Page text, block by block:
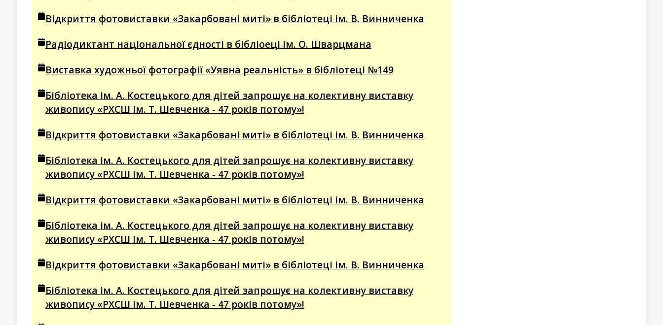
Відкриття фотовиставки «Закарбовані миті» в бібліотеці ім. В. Винниченка
Радіодиктант національної єдності в бібліоеці ім. О. Шварцмана
Виставка художньої фотографії «Уявна реальність» в бібліотеці №149
Бібліотека ім. А. Костецького для дітей запрошує на колективну виставку
живопису «РХСШ ім. Т. Шевченка - 47 років потому»!
Відкриття фотовиставки «Закарбовані миті» в бібліотеці ім. В. Винниченка
Бібліотека ім. А. Костецького для дітей запрошує на колективну виставку
живопису «РХСШ ім. Т. Шевченка - 47 років потому»!
Відкриття фотовиставки «Закарбовані миті» в бібліотеці ім. В. Винниченка
Бібліотека ім. А. Костецького для дітей запрошує на колективну виставку
живопису «РХСШ ім. Т. Шевченка - 47 років потому»!
Відкриття фотовиставки «Закарбовані миті» в бібліотеці ім. В. Винниченка
Бібліотека ім. А. Костецького для дітей запрошує на колективну виставку
живопису «РХСШ ім. Т. Шевченка - 47 років потому»!